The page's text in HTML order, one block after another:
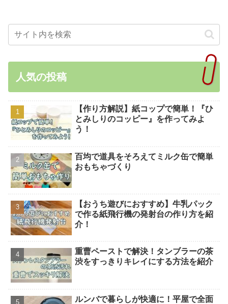
人気の投稿
【作り方解説】紙コップで簡単！『ひ
とみしりのコッピー』を作ってみよ
う！
百均で道具をそろえてミルク缶で簡単
おもちゃづくり
【おうち遊びにおすすめ】牛乳パック
で作る紙飛行機の発射台の作り方を紹
介！
重曹ペーストで解決！タンブラーの茶
渋をすっきりキレイにする方法を紹介
ルンバで暮らしが快適に！平屋で全面